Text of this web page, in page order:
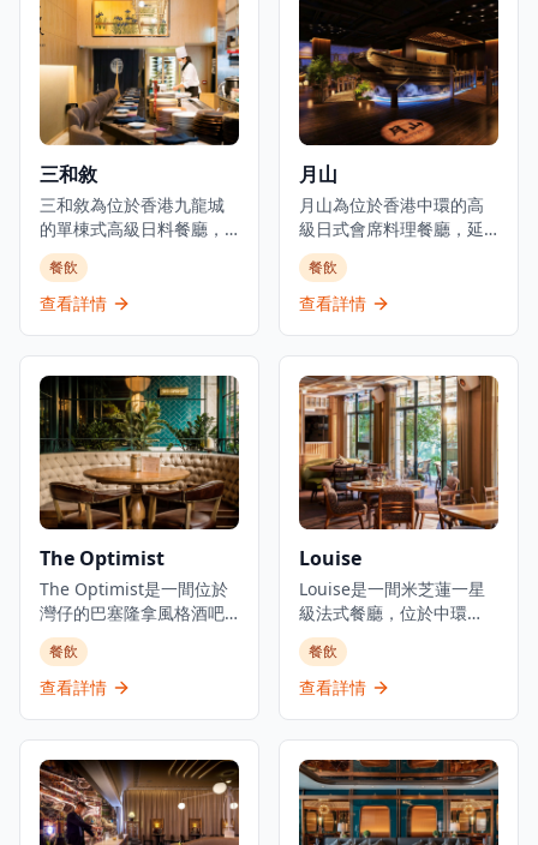
三和敘
三和敘為位於香港九龍城
的單棟式高級日料餐廳，
集結三大傳統日本料理：
壽司、鐵板燒、爐端燒的
日式餐飲概念。環境優美
以優質食材呈獻高級日式
料理，提供卓越的無菜單
料理體驗。主要菜單包括
三和敘御膳系列，如香煎
法國鴨肝伴美國安格斯牛
柳御膳（HK$268起）、燒
西京味噌銀鱈魚御膳
理。結合高級料理與聚會
元素，三和敘致力於為客
人提供頂級的日式用餐體
驗。
餐飲
查看詳情
月山
月山為位於香港中環的高
級日式會席料理餐廳，延
續米芝蓮星級日本料理的
血統。餐廳佔地3,000平方
呎，由資深廚藝團隊領
配佳餚的會席料理，同時
提供廚師發辦壽司料理及
各式地道和食選擇。餐廳
專注於無菜單料理及會席
晚餐體驗，體現日本飲食
文化中「時令食材」的精
神。季節性輪換的無菜單
帶領食客展開多道菜式的
美食之旅。餐廳位於H
Queen's，提供精緻用餐
體驗，採預約制服務。
餐飲
查看詳情
The Optimist
The Optimist是一間位於
灣仔的巴塞隆拿風格酒吧
及西班牙烤肉餐廳，佔地
三層，提供正宗慷慨的西
班牙北部用餐體驗。餐廳
食，採用免服務費經營模
式。憑藉其西班牙北部料
理和雞尾酒，The
Optimist為客人提供正宗
餐飲
查看詳情
Louise
Louise是一間米芝蓮一星
級法式餐廳，位於中環
PMQ（前已婚警察宿舍）
的兩層歷史建築內，是香
港的創意中心。這是JIA
Royer（前亞洲50最佳餐廳
第一名Odette主廚）的合
作項目，提供溫馨的法式
料理和真誠的款待服務。
餐飲
查看詳情